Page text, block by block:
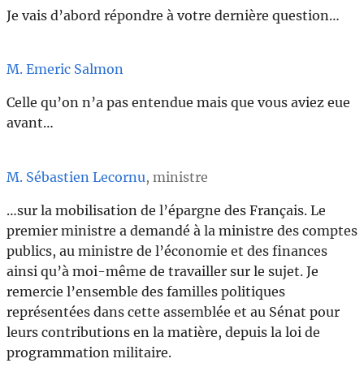
Je vais d’abord répondre à votre dernière question…
M. Emeric Salmon
Celle qu’on n’a pas entendue mais que vous aviez eue
avant…
M. Sébastien Lecornu, ministre
…sur la mobilisation de l’épargne des Français. Le
premier ministre a demandé à la ministre des comptes
publics, au ministre de l’économie et des finances
ainsi qu’à moi-même de travailler sur le sujet. Je
remercie l’ensemble des familles politiques
représentées dans cette assemblée et au Sénat pour
leurs contributions en la matière, depuis la loi de
programmation militaire.